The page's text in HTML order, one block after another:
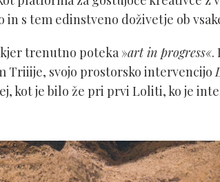
in s tem edinstveno doživetje ob
trenutno poteka »art in progress«.
Triiije, svojo prostorsko intervencijo
kot je bilo že pri prvi Loliti, ko je